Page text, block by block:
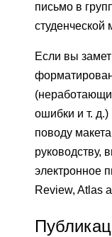
письмо в
студенческой
Если вы
ошибки и т. д.)
поводу
руководству,
электронное
Review, Atlas